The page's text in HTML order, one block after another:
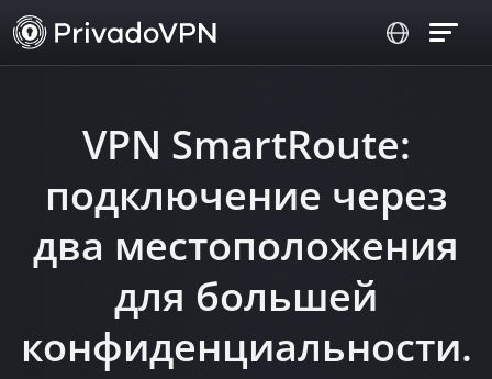
VPN SmartRoute:
подключение через
два местоположения
для большей
конфиденциальности.